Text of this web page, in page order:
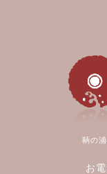
鞆の
お